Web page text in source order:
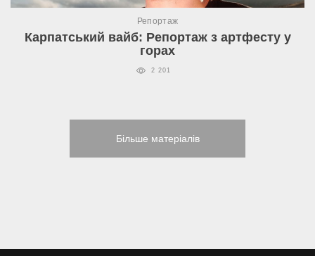
Репортаж
Карпатський вайб: Репортаж з артфесту у
горах
2 201
Більше матеріалів